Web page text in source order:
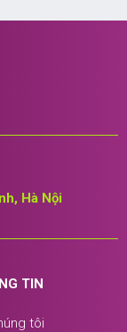
Hà Nội
TIN
tôi